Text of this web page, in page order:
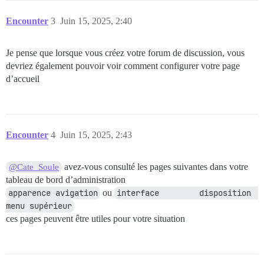
Encounter Juin 15, 2025, 2:40
3
Je pense que lorsque vous créez votre forum de discussion, vous
devriez également pouvoir voir comment configurer votre page
d’accueil
Encounter Juin 15, 2025, 2:43
4
@Cate_Soule
avez-vous consulté les pages suivantes dans votre
tableau de bord d’administration
apparence avigation ou interface 	 disposition
menu supérieur
ces pages peuvent être utiles pour votre situation